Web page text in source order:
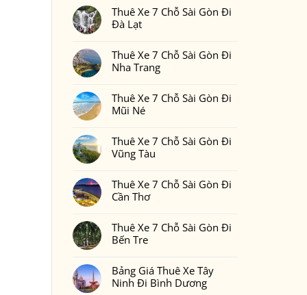
Phan
Thiết
2
Ngày
Bao
Nhiêu
Tiền
7
Chỗ
Sài
Đồng
Nai
bình
luận
ở
7
Chỗ
Sài
Bình
Phước
Thuê Xe 7 Chỗ Sài Gòn Đi
Đà Lạt
bình
luận
ở
7
Chỗ
Sài
Đà
Lạt
Thuê Xe 7 Chỗ Sài Gòn Đi
Nha Trang
bình
luận
ở
7
Chỗ
Sài
Nha
Trang
Thuê Xe 7 Chỗ Sài Gòn Đi
Mũi Né
bình
luận
ở
7
Chỗ
Sài
Mũi
Né
Thuê Xe 7 Chỗ Sài Gòn Đi
Vũng Tàu
bình
luận
ở
7
Chỗ
Sài
Vũng
Tàu
Thuê Xe 7 Chỗ Sài Gòn Đi
Cần Thơ
bình
luận
ở
7
Chỗ
Sài
Thuê Xe 7 Chỗ Sài Gòn Đi
Bến Tre
bình
luận
ở
Bảng Giá Thuê Xe Tây
Ninh Đi Bình Dương